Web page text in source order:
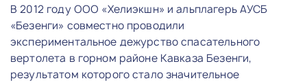
В 2012 году ООО «Хелиэкшн» и альплагерь АУСБ
«Безенги» совместно проводили
экспериментальное дежурство спасательного
вертолета в горном районе Кавказа Безенги,
результатом которого стало значительное